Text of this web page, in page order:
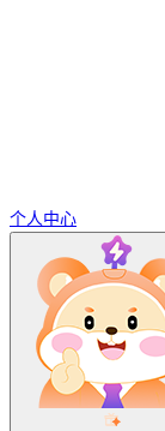
个人中心